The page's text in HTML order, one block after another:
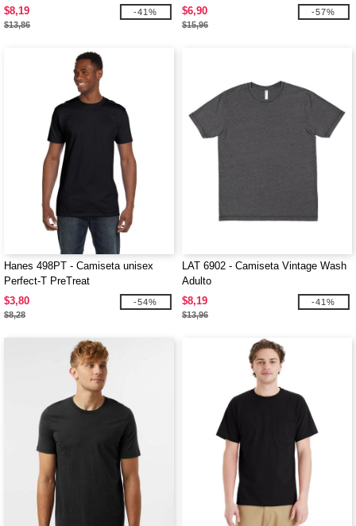
$8,19
$13,86
-41%
$6,90
$15,96
-57%
Hanes 498PT - Camiseta unisex
Perfect-T PreTreat
$3,80
$8,28
-54%
LAT 6902 - Camiseta Vintage Wash
Adulto
$8,19
$13,96
-41%